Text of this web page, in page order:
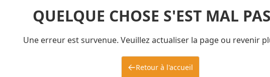
QUELQUE CHOSE S'EST MAL
Une erreur est survenue. Veuillez actualiser la page ou revenir
Retour à l'accueil